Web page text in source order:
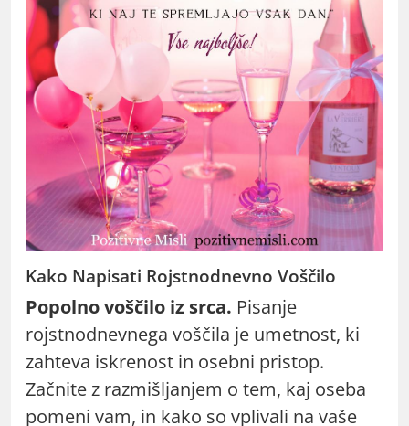
Kako Napisati Rojstnodnevno Voščilo
Popolno voščilo iz srca. Pisanje
rojstnodnevnega voščila je umetnost, ki
zahteva iskrenost in osebni pristop.
Začnite z razmišljanjem o tem, kaj oseba
pomeni vam, in kako so vplivali na vaše